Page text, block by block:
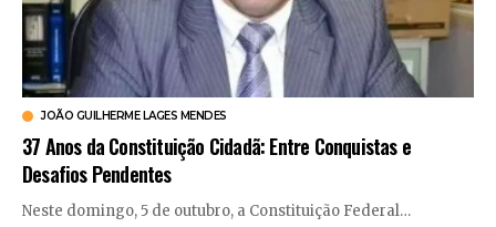
JOÃO GUILHERME LAGES MENDES
37 Anos da Constituição Cidadã: Entre Conquistas e
Desafios Pendentes
Neste domingo, 5 de outubro, a Constituição Federal…